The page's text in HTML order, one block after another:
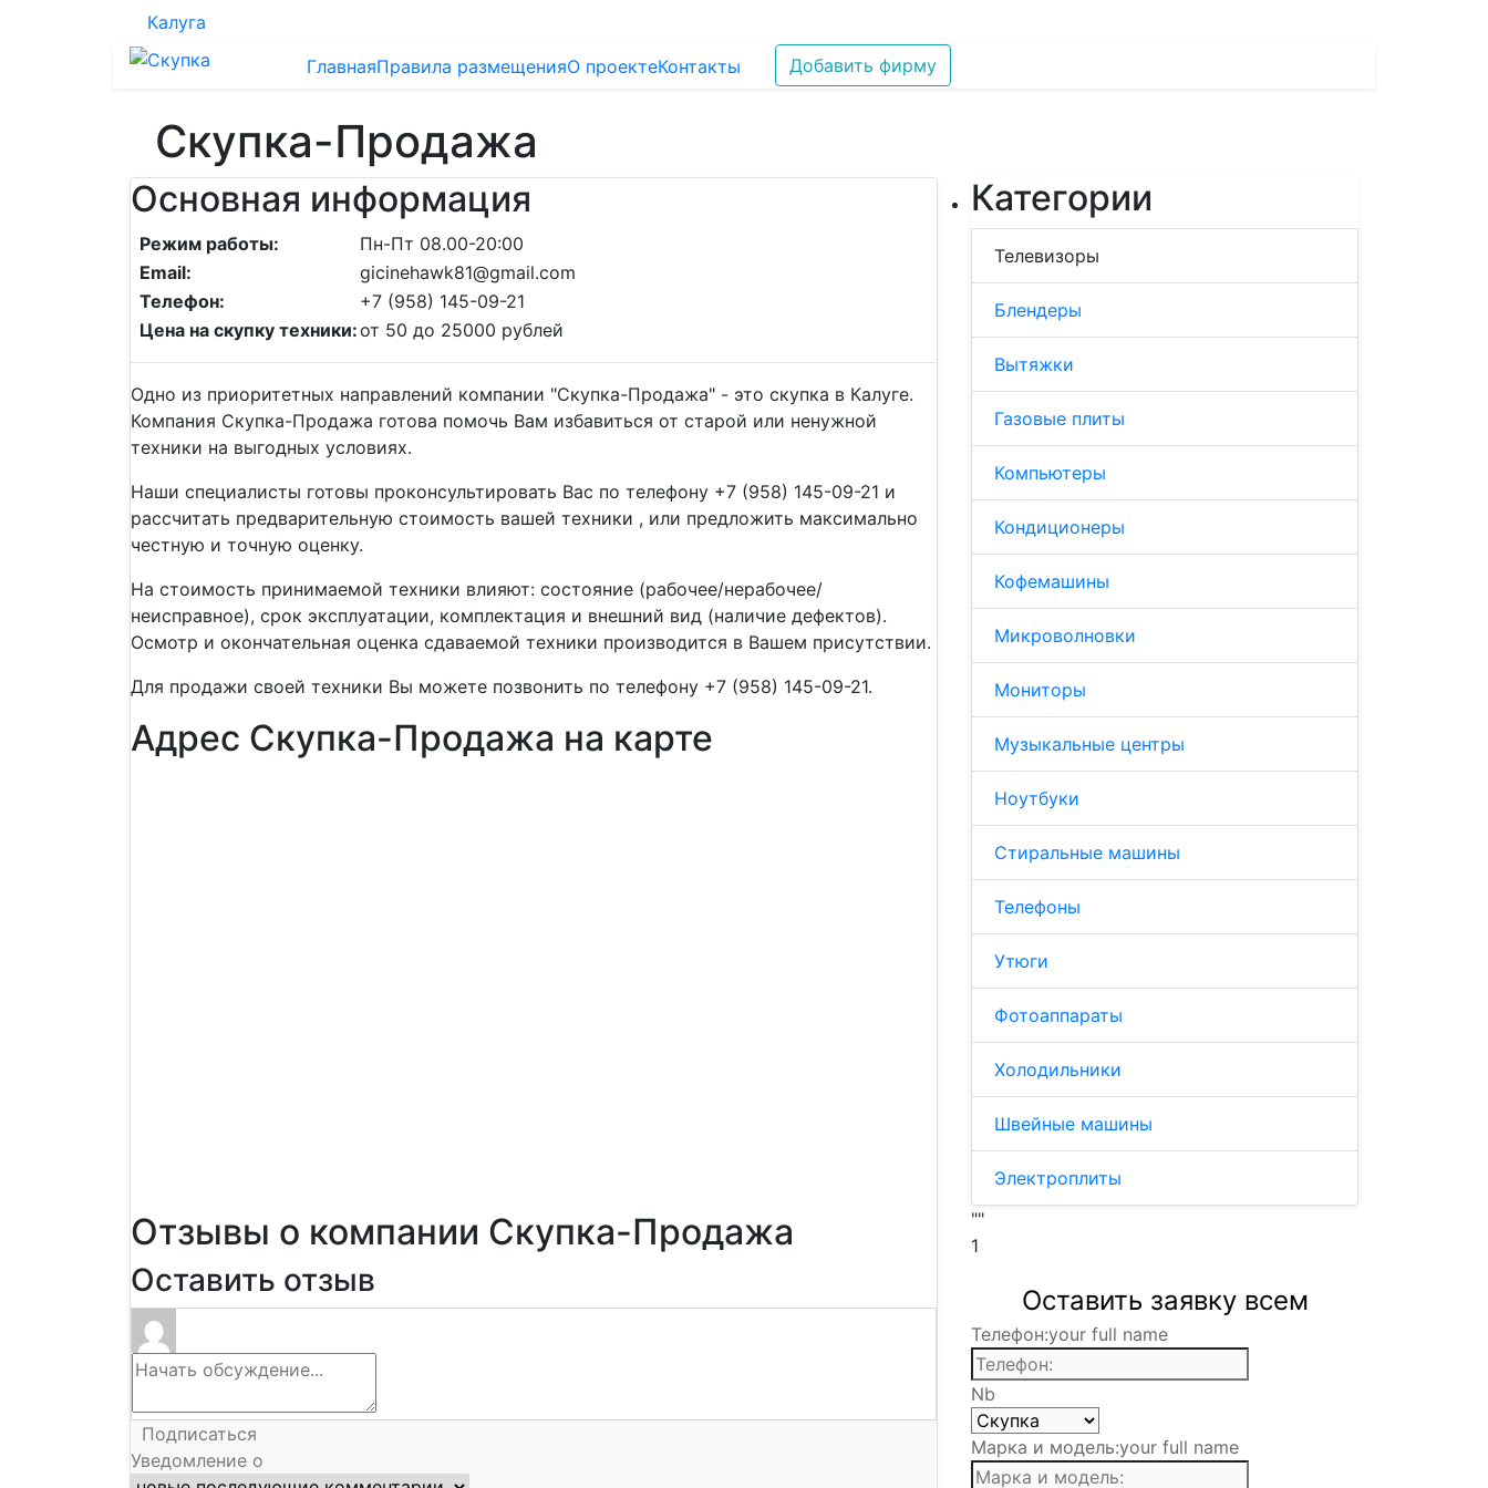
Калуга
ГлавнаяПравила размещенияО проектеКонтакты Добавить фирму
Скупка-Продажа
Основная информация
Режим работы:
Пн-Пт 08.00-20:00
Email:
gicinehawk81@gmail.com
Телефон:
+7 (958) 145-09-21
Цена на скупку техники:от 50 до 25000 рублей
Одно из приоритетных направлений компании "Скупка-Продажа" - это скупка в Калуге.
Компания Скупка-Продажа готова помочь Вам избавиться от старой или ненужной
техники на выгодных условиях.
Наши специалисты готовы проконсультировать Вас по телефону +7 (958) 145-09-21 и
рассчитать предварительную стоимость вашей техники , или предложить максимально
честную и точную оценку.
На стоимость принимаемой техники влияют: состояние (рабочее/нерабочее/
неисправное), срок эксплуатации, комплектация и внешний вид (наличие дефектов).
Осмотр и окончательная оценка сдаваемой техники производится в Вашем присутствии.
Для продажи своей техники Вы можете позвонить по телефону +7 (958) 145-09-21.
Адрес Скупка-Продажа на карте
Отзывы о компании Скупка-Продажа
Оставить отзыв
Подписаться
Уведомление о
Категории
Телевизоры
Блендеры
Вытяжки
Газовые плиты
Компьютеры
Кондиционеры
Кофемашины
Микроволновки
Мониторы
Музыкальные центры
Ноутбуки
Стиральные машины
Телефоны
Утюги
Фотоаппараты
Холодильники
Швейные машины
Электроплиты
""
1
Оставить заявку всем
Телефон:your full name
Nb
Марка и модель:your full name